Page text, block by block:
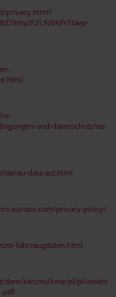
privacy.html?
und-datenschutz/eu-
de/eu-data-act.html
europe.com/privacy-policy/
fahrzeugdaten.html
dam/kwcms/kme/pl/pl/assets